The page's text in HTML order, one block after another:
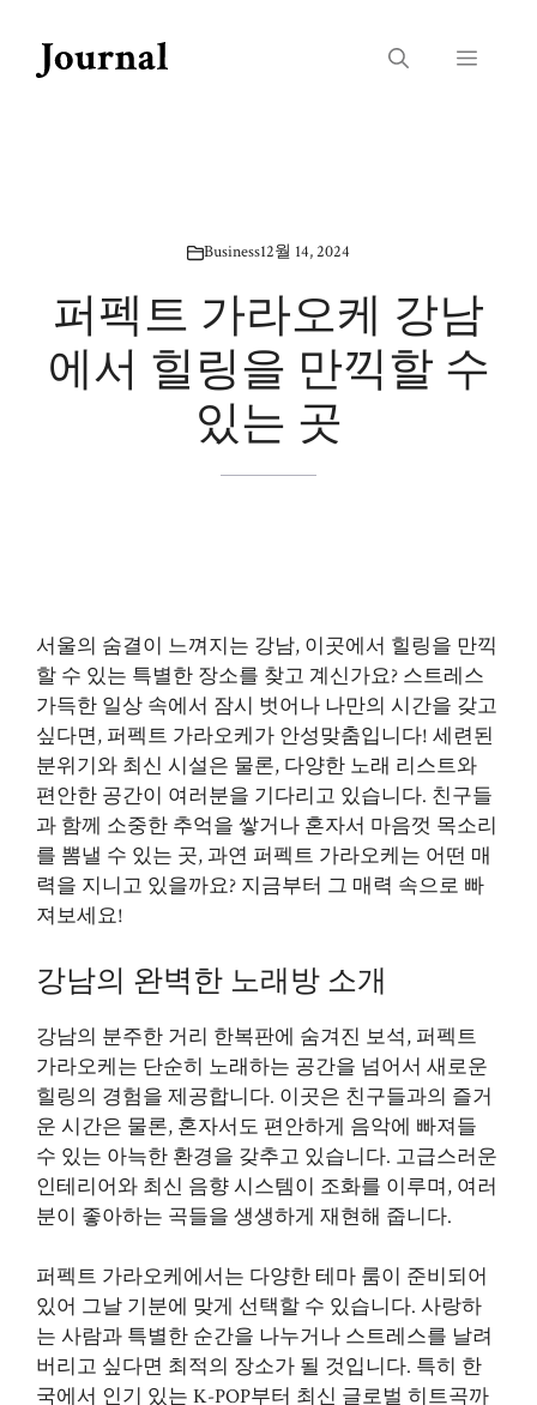
content
Menu
Business12월 14, 2024
퍼펙트 가라오케 강남
에서 힐링을 만끽할 수
있는 곳
서울의 숨결이 느껴지는 강남, 이곳에서 힐링을 만끽
할 수 있는 특별한 장소를 찾고 계신가요? 스트레스
가득한 일상 속에서 잠시 벗어나 나만의 시간을 갖고
싶다면, 퍼펙트 가라오케가 안성맞춤입니다! 세련된
분위기와 최신 시설은 물론, 다양한 노래 리스트와
편안한 공간이 여러분을 기다리고 있습니다. 친구들
과 함께 소중한 추억을 쌓거나 혼자서 마음껏 목소리
를 뽐낼 수 있는 곳, 과연 퍼펙트 가라오케는 어떤 매
력을 지니고 있을까요? 지금부터 그 매력 속으로 빠
져보세요!
강남의 완벽한 노래방 소개
강남의 분주한 거리 한복판에 숨겨진 보석, 퍼펙트
가라오케는 단순히 노래하는 공간을 넘어서 새로운
힐링의 경험을 제공합니다. 이곳은 친구들과의 즐거
운 시간은 물론, 혼자서도 편안하게 음악에 빠져들
수 있는 아늑한 환경을 갖추고 있습니다. 고급스러운
인테리어와 최신 음향 시스템이 조화를 이루며, 여러
분이 좋아하는 곡들을 생생하게 재현해 줍니다.
퍼펙트 가라오케에서는 다양한 테마 룸이 준비되어
있어 그날 기분에 맞게 선택할 수 있습니다. 사랑하
는 사람과 특별한 순간을 나누거나 스트레스를 날려
버리고 싶다면 최적의 장소가 될 것입니다. 특히 한
국에서 인기 있는 K-POP부터 최신 글로벌 히트곡까